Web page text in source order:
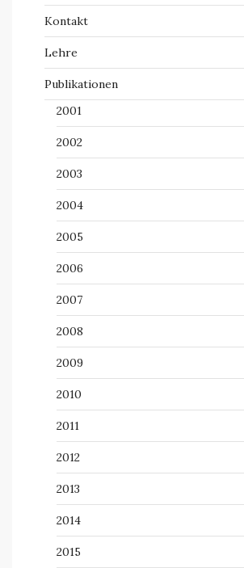
Kontakt
Lehre
Publikationen
2001
2002
2003
2004
2005
2006
2007
2008
2009
2010
2011
2012
2013
2014
2015